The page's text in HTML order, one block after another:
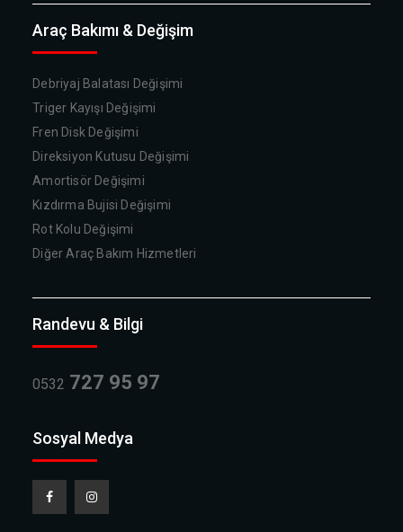
Araç Bakımı & Değişim
Debriyaj Balatası Değişimi
Triger Kayışı Değişimi
Fren Disk Değişimi
Direksiyon Kutusu Değişimi
Amortisör Değişimi
Kızdırma Bujisi Değişimi
Rot Kolu Değişimi
Diğer Araç Bakım Hizmetleri
Randevu & Bilgi
0532 727 95 97
Sosyal Medya